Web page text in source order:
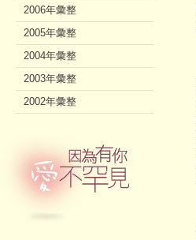
2006年彙整
2005年彙整
2004年彙整
2003年彙整
2002年彙整